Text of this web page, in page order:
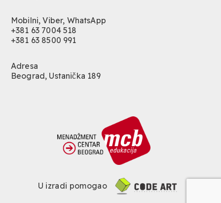
Mobilni, Viber, WhatsApp
+381 63 7004 518
+381 63 8500 991
Adresa
Beograd, Ustanička 189
U izradi pomogao